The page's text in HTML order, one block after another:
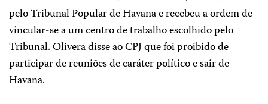
pelo Tribunal Popular de Havana e recebeu a ordem de
vincular-se a um centro de trabalho escolhido pelo
Tribunal. Olivera disse ao CPJ que foi proibido de
participar de reuniões de caráter político e sair de
Havana.